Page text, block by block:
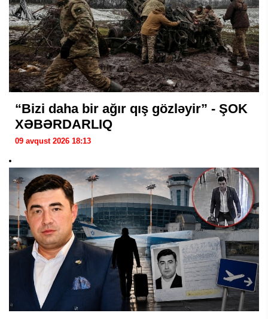
“Bizi daha bir ağır qış gözləyir” - ŞOK
XƏBƏRDARLIQ
09 avqust 2026 18:13